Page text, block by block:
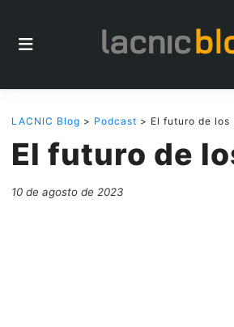
LACNIC Blog > Podcast > El futuro de los
El futuro de
10 de agosto de 2023